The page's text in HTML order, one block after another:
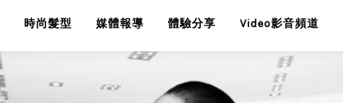
時尚髮型 媒體報導 體驗分享 Video影音頻道